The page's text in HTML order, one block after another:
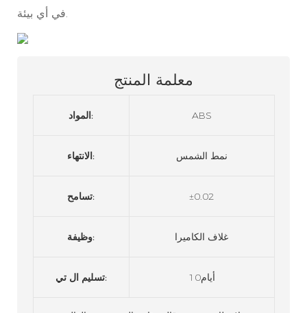
في أي بيئة.
معلمة المنتج
المواد: ABS
الانتهاء: نمط الشمس
تسامح: ±0.02
وظيفة: غلاف الكاميرا
تسليم ال تي: أيام10